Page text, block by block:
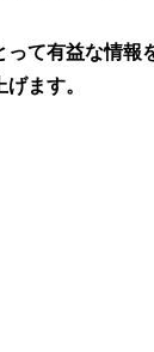
て有益な情報
ます。